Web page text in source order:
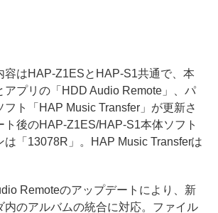
はHAP-Z1ESとHAP-S1共通で、本
アプリの「HDD Audio Remote」、パ
フト「HAP Music Transfer」が更新さ
ト後のHAP-Z1ES/HAP-S1本体ソフト
は「13078R」。HAP Music Transferは
Remoteのアップデートにより、新
内のアルバムの統合に対応。ファイル